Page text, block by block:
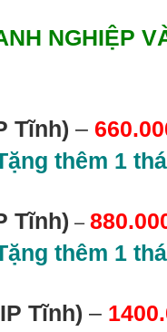
NGHIỆP
Tĩnh) –
thêm 1
Tĩnh) –
thêm 1
Tĩnh) –